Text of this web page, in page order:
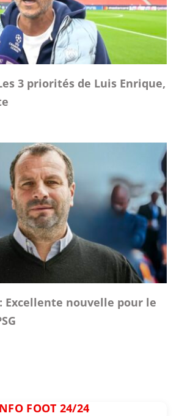
3 priorités de Luis Enrique,
Excellente nouvelle pour le
FOOT 24/24